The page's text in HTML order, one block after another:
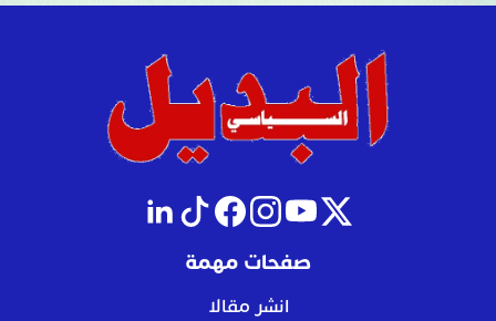
صفحات مهمة
انشر مقالا